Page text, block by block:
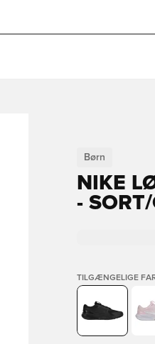
Børn
NIKE
-
TILGÆNGELIGE